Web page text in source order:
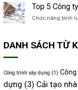
Top 5 Công
Chức năng bình
DANH SÁCH TỪ
Công trình xây dựng (1)
dựng (3) Cải tạo